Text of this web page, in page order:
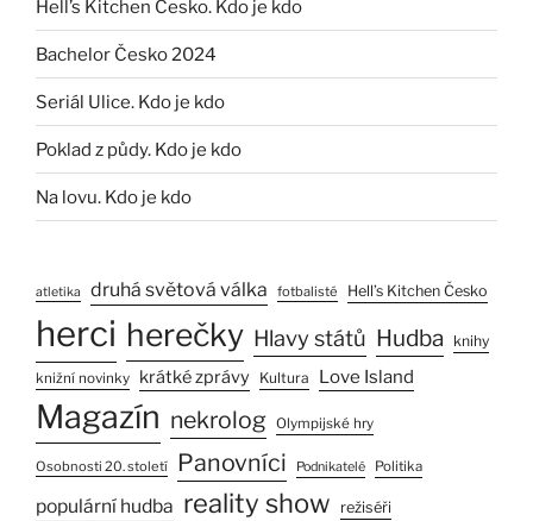
Hell’s Kitchen Česko. Kdo je kdo
Bachelor Česko 2024
Seriál Ulice. Kdo je kdo
Poklad z půdy. Kdo je kdo
Na lovu. Kdo je kdo
atletika druhá světová válka fotbalisté Hell’s Kitchen Česko
herci herečky Hlavy států Hudba knihy
knižní novinky krátké zprávy Kultura Love Island
Magazín nekrolog Olympijské hry
Osobnosti 20. století Panovníci Podnikatelé Politika
populární hudba reality show režiséři